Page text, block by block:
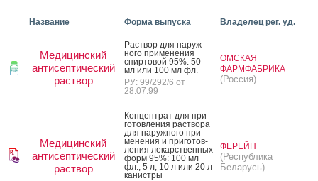
Название Форма выпуска Владелец рег. уд.
Медицинский
антисептический
раствор
Рас­твор для на­руж­
но­го при­мене­ния
спир­то­вой 95%: 50
мл или 100 мл фл.
РУ: 99/292/6 от
28.07.99
ОМСКАЯ
ФАРМФАБРИКА
(Россия)
Медицинский
антисептический
раствор
Кон­цен­трат для при­
готов­ле­ния рас­тво­ра
для на­руж­но­го при­
мене­ния и при­готов­
ле­ния ле­карс­твен­ных
форм 95%: 100 мл
фл., 5 л, 10 л или 20 л
ка­нис­тры
ФЕРЕЙН
(Республика
Беларусь)